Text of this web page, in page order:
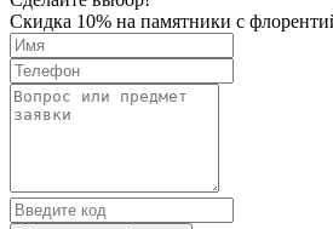
Скидка 10% на памятники с